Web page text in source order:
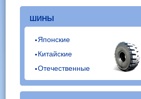
ШИНЫ
Японские
Китайские
Отечественные